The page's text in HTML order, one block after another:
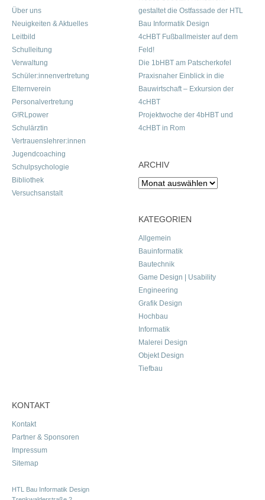
Über uns
Neuigkeiten & Aktuelles
Leitbild
Schulleitung
Verwaltung
Schüler:innenvertretung
Elternverein
Personalvertretung
G!RLpower
Schulärztin
Vertrauenslehrer:innen
Jugendcoaching
Schulpsychologie
Bibliothek
Versuchsanstalt
gestaltet die Ostfassade der HTL
Bau Informatik Design
4cHBT Fußballmeister auf dem
Feld!
Die 1bHBT am Patscherkofel
Praxisnaher Einblick in die
Bauwirtschaft – Exkursion der
4cHBT
Projektwoche der 4bHBT und
4cHBT in Rom
ARCHIV
Archiv
KATEGORIEN
Allgemein
Bauinformatik
Bautechnik
Game Design | Usability
Engineering
Grafik Design
Hochbau
Informatik
Malerei Design
Objekt Design
Tiefbau
KONTAKT
Kontakt
Partner & Sponsoren
Impressum
Sitemap
HTL Bau Informatik Design